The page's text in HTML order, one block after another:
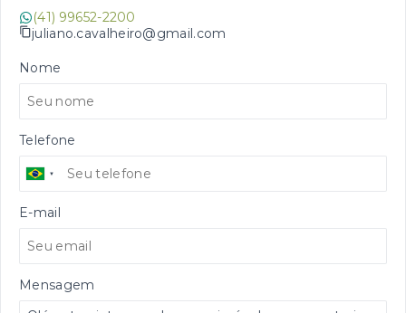
(41) 99652-2200
juliano.cavalheiro@gmail.com
Nome
Telefone
E-mail
Mensagem